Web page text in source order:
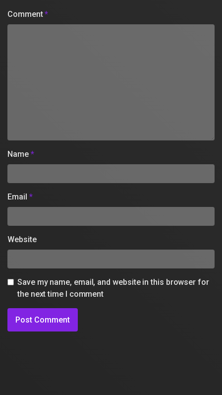
Comment*
Name *
Email *
Website
Save my name, email, and website in this browser for
the next time I comment